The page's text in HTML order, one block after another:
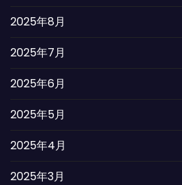
2025年8月
2025年7月
2025年6月
2025年5月
2025年4月
2025年3月